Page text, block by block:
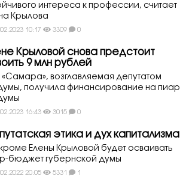
интереса к профессии, считает
Крылова
10:17 3309 0
Крыловой снова предстоит
9 млн рублей
«Самара», возглавляемая депутатом
получила финансирование на пиар
16:43 3015 0
этика и дух капитализма
кроме Елены Крыловой будет осваивать
бюджет губернской думы
20:05 5331 1